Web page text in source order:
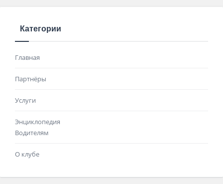
Категории
Главная
Партнёры
Услуги
Энциклопедия
Водителям
О клубе